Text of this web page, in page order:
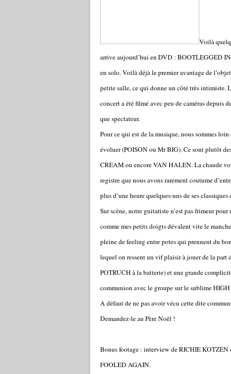
Voilà
arrive aujourd’hui en DVD : BOOTLEGGED
en solo. Voilà déjà le premier avantage de
petite salle, ce qui donne un côté très intimiste.
concert a été filmé avec peu de caméras depuis
que spectateur.
Pour ce qui est de la musique, nous sommes
évoluer (POISON ou Mr BIG). Ce sont plutôt
CREAM ou encore VAN HALEN. La chaude
registre que nous avons rarement coutume
plus d’une heure quelques-uns de ses
Sur scène, notre guitariste n’est pas frimeur
comme mes petits doigts dévalent vite le
pleine de feeling entre potes qui prennent du
lequel on ressent un vif plaisir à jouer de la
POTRUCH à la batterie) et une grande
communion avec le groupe sur le sublime
A défaut de ne pas avoir vécu cette dite
Demandez-le au Père Noël !
Bonus footage : interview de RICHIE KOTZEN
FOOLED AGAIN.